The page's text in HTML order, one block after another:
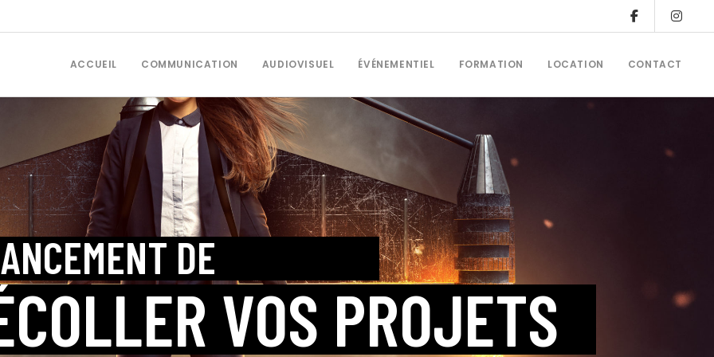
ACCUEIL COMMUNICATION AUDIOVISUEL ÉVÉNEMENTIEL FORMATION LOCATION CONTACT
VOS PROJETS
DE